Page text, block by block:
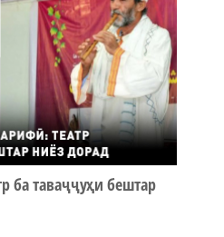
таваҷҷуҳи бештар